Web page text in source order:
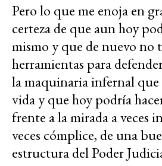
Pero lo que me enoja en
certeza de que aun hoy
mismo y que de nuevo no
herramientas para
la maquinaria infernal que
vida y que hoy podría
frente a la mirada a veces
veces cómplice, de una
estructura del Poder